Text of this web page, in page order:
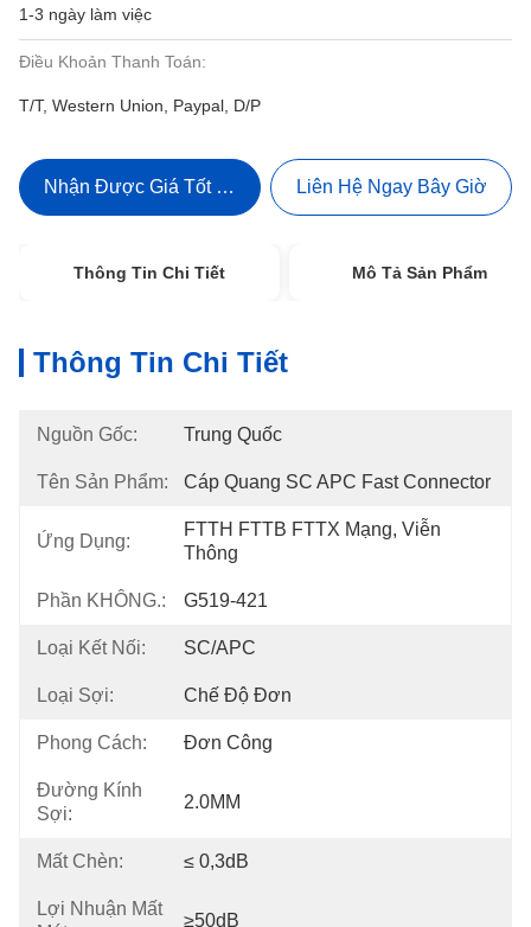
1-3 ngày làm việc
Điều Khoản Thanh Toán:
T/T, Western Union, Paypal, D/P
Nhận Được Giá Tốt Nhất Liên Hệ Ngay Bây Giờ
Thông Tin Chi Tiết Mô Tả Sản Phẩm
Thông Tin Chi Tiết
Nguồn Gốc: Trung Quốc
Tên Sản Phẩm: Cáp Quang SC APC Fast Connector
Ứng Dụng:
FTTH FTTB FTTX Mạng, Viễn
Thông
Phần KHÔNG.: G519-421
Loại Kết Nối: SC/APC
Loại Sợi: Chế Độ Đơn
Phong Cách: Đơn Công
Đường Kính
Sợi:
2.0MM
Mất Chèn: ≤ 0,3dB
Lợi Nhuận Mất
≥50dB